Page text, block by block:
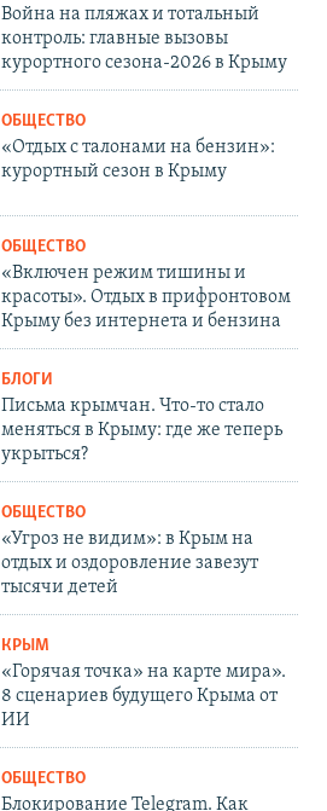
Война на пляжах и тотальный
контроль: главные вызовы
курортного сезона-2026 в Крыму
ОБЩЕСТВО
«Отдых с талонами на бензин»:
курортный сезон в Крыму
ОБЩЕСТВО
«Включен режим тишины и
красоты». Отдых в прифронтовом
Крыму без интернета и бензина
БЛОГИ
Письма крымчан. Что-то стало
меняться в Крыму: где же теперь
укрыться?
ОБЩЕСТВО
«Угроз не видим»: в Крым на
отдых и оздоровление завезут
тысячи детей
КРЫМ
«Горячая точка» на карте мира».
8 сценариев будущего Крыма от
ИИ
ОБЩЕСТВО
Блокирование Telegram. Как